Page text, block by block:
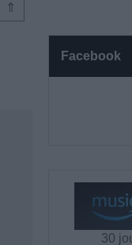
Facebook
30
⇑